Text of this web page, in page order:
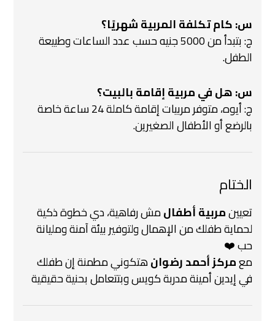
س: كام تكلفة المربية شهريًا؟
ج: بتبدأ من 5000 جنيه حسب عدد الساعات وطبيعة
الطفل.
س: هل في مربية إقامة بالبيت؟
ج: أيوه، متوفر مربيات إقامة كاملة 24 ساعة خاصة
بالرضع أو الأطفال الصغيرين.
الختام
تعيينمربية أطفالمش رفاهية، دي خطوة ذكية
لحماية طفلك من الإهمال ولتوفير بيئة آمنة ومليانة
حب ❤️
معمركز أحمد رضوانهتكوني مطمنة إن طفلك
في إيدين أمينة مدربة كويس وبتتعامل بحنية حقيقية